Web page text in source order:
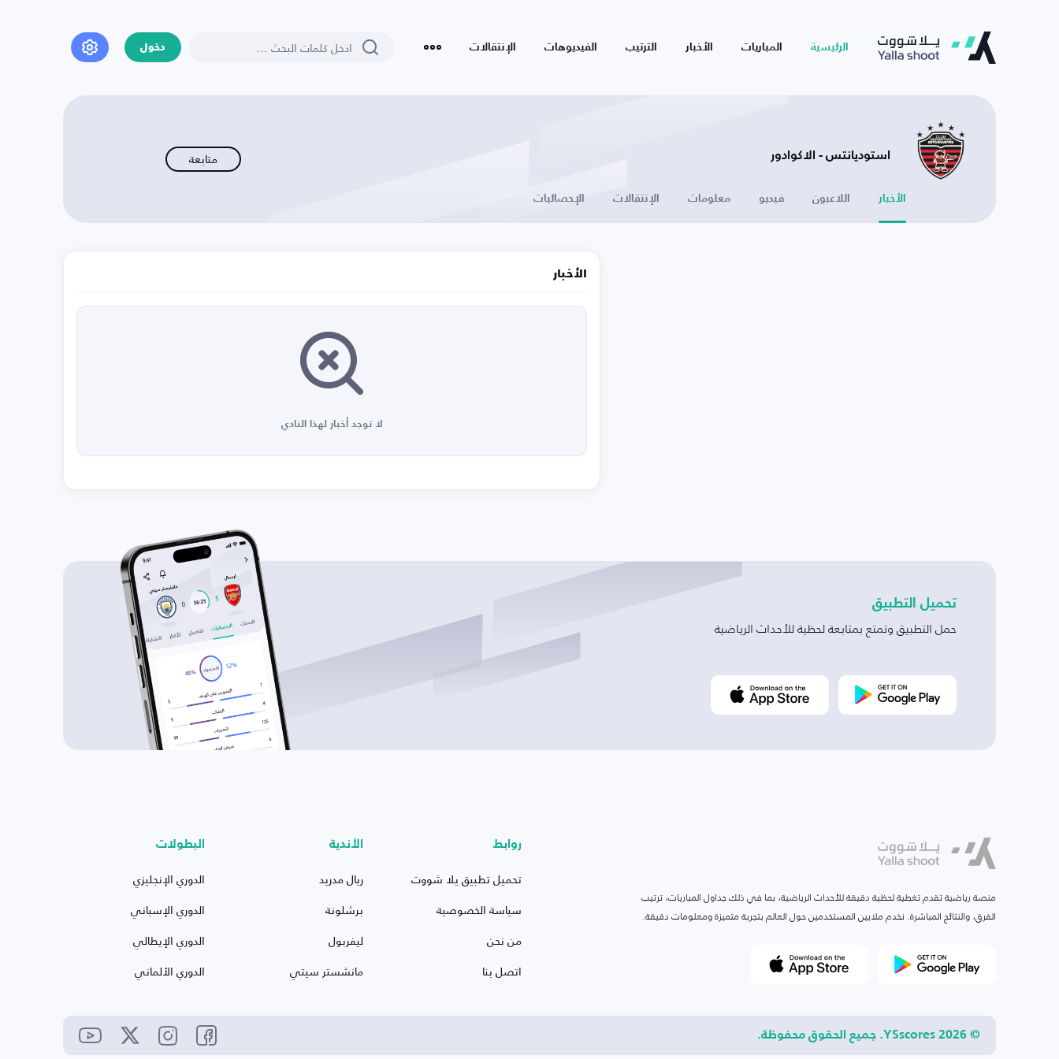
الرئيسية المباريات الأخبار الترتيب الفيديوهات الإنتقالات دخول
استوديانتس - الاكوادور متابعة
الأخبار اللاعبون فيديو معلومات الإنتقالات الإحصائيات
الأخبار
لا توجد أخبار لهذا النادي
تحميل التطبيق
حمل التطبيق وتمتع بمتابعة لحظية للأحداث الرياضية
منصة رياضية تقدم تغطية لحظية دقيقة للأحداث الرياضية، بما في ذلك جداول المباريات، ترتيب
الفرق، والنتائج المباشرة. نخدم ملايين المستخدمين حول العالم بتجربة متميزة ومعلومات دقيقة.
روابط
تحميل تطبيق يلا شووت
سياسة الخصوصية
من نحن
اتصل بنا
الأندية
ريال مدريد
برشلونة
ليفربول
مانشستر سيتي
البطولات
الدوري الإنجليزي
الدوري الإسباني
الدوري الإيطالي
الدوري الألماني
© 2026 YSscores. جميع الحقوق محفوظة.